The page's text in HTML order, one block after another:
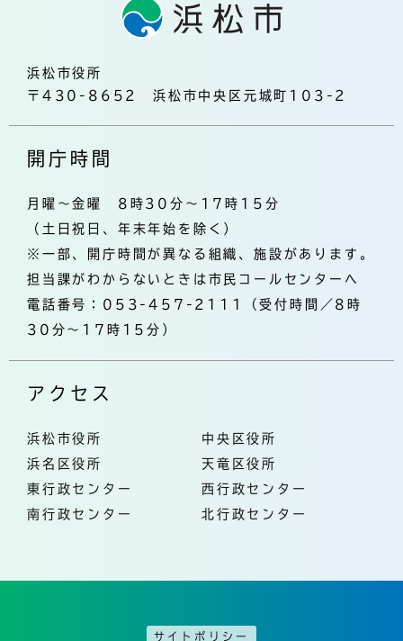
浜松市役所
〒430-8652 浜松市中央区元城町103-2
開庁時間
月曜～金曜 8時30分～17時15分
（土日祝日、年末年始を除く）
※一部、開庁時間が異なる組織、施設があります。
担当課がわからないときは市民コールセンターへ
電話番号：053-457-2111（受付時間／8時
30分～17時15分）
アクセス
浜松市役所
中央区役所
浜名区役所
天竜区役所
東行政センター
西行政センター
南行政センター
北行政センター
サイトポリシー